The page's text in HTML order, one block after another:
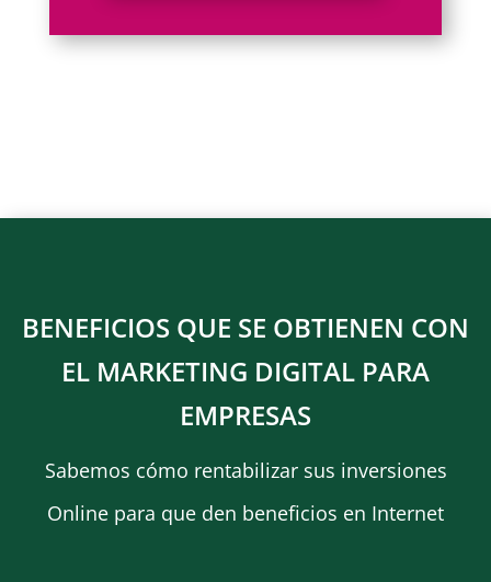
BENEFICIOS QUE SE OBTIENEN CON
EL MARKETING DIGITAL PARA
EMPRESAS
Sabemos cómo rentabilizar sus inversiones
Online para que den beneficios en Internet